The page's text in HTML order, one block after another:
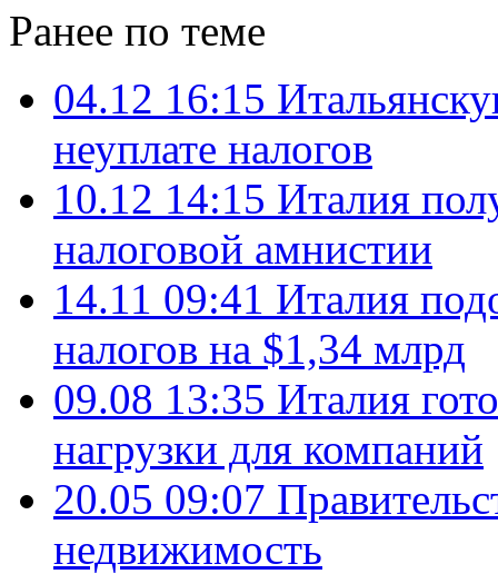
Ранее по теме
04.12 16:15
неуплате налогов
10.12 14:15 Италия
налоговой амнистии
14.11 09:41 Италия
налогов на $1,34 млрд
09.08 13:35 Италия
нагрузки для компаний
20.05 09:07
недвижимость